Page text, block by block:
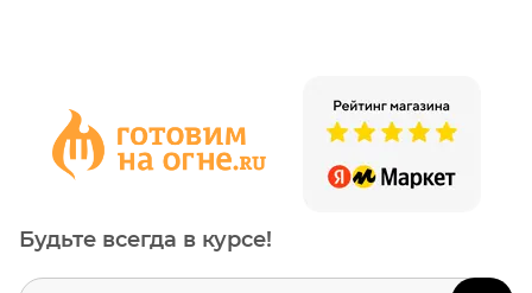
Будьте всегда в курсе!